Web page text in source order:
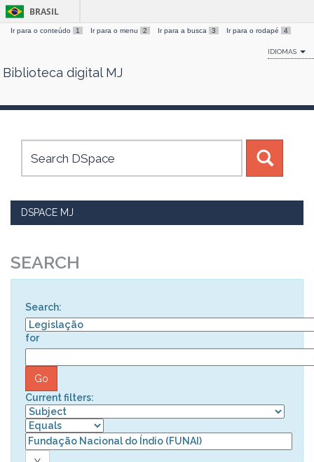
Skip
BRASIL
Ir para o conteúdo 1 Ir para o menu 2 Ir para a busca 3 Ir para o rodapé 4
IDIOMAS
Biblioteca digital MJ
DSPACE MJ
SEARCH
Search:
for
Current filters: